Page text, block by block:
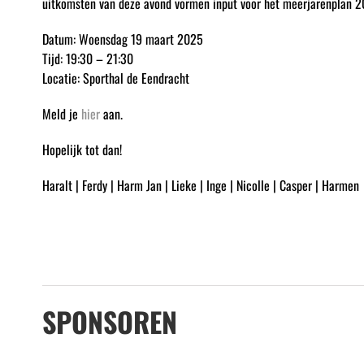
Datum: Woensdag 19 maart 2025
Tijd: 19:30 – 21:30
Locatie: Sporthal de Eendracht
Meld je hieraan.
Hopelijk tot dan!
Haralt | Ferdy | Harm Jan | Lieke | Inge | Nicolle | Casper | Harmen
SPONSOREN